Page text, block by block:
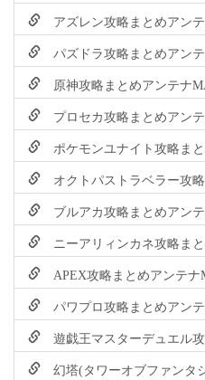
アズレン攻略まとめアン
パズドラ攻略まとめアン
原神攻略まとめアンテナ
プロセカ攻略まとめアン
ポケモンユナイト攻略ま
オクトパストラベラー攻
ブルアカ攻略まとめアン
ニーアリィンカネ攻略ま
APEX攻略まとめアンテナ
パワプロ攻略まとめアン
遊戯王マスターデュエル
幻塔(タワーオブファンタ